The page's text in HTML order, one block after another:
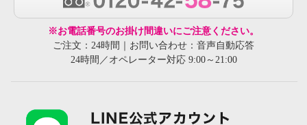
※お電話番号のお掛け間違いにご注意ください。
ご注文：24時間｜お問い合わせ：音声自動応答
24時間／オペレーター対応 9:00～21:00